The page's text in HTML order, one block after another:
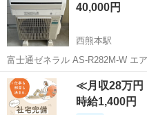
ご...
40,000円
西熊本駅
富士通ゼネラル AS-R282M-W エ
発売日：2022年3月24日 室内機サイズ(重量)：
250mm×728mm×315mm(11kg) ●「加熱除菌」で熱交換器を５５℃に
し...
熊本 熊本市 西熊本駅
≪月収28万円
時給1,400円